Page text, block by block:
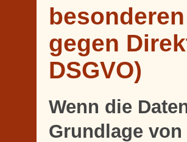
gegen
DSGVO)
Wenn die
Grundlage